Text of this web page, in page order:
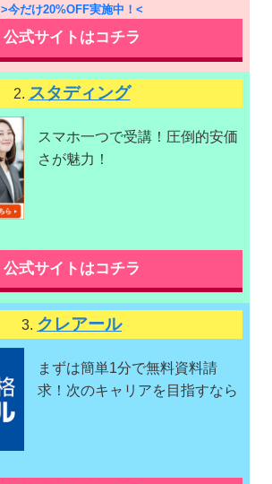
>今だけ20%OFF実施中！<
公式サイトはコチラ
2. スタディング
スマホ一つで受講！圧倒的安価
さが魅力！
公式サイトはコチラ
3. クレアール
まずは簡単1分で無料資料請
求！次のキャリアを目指すなら